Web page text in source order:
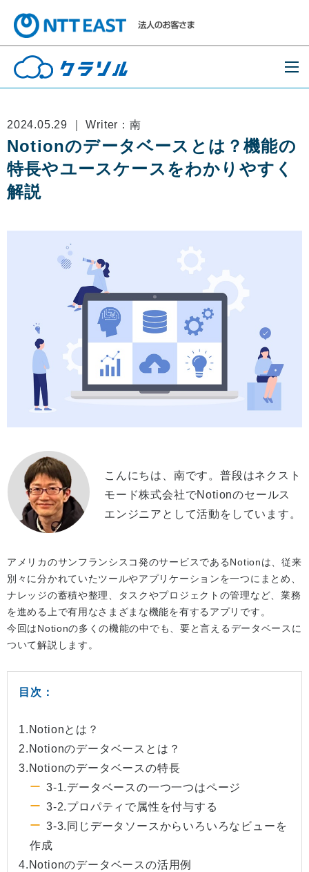
2024.05.29 ｜ Writer：南
Notionのデータベースとは？機能の
特長やユースケースをわかりやすく
解説
こんにちは、南です。普段はネクスト
モード株式会社でNotionのセールス
エンジニアとして活動をしています。
アメリカのサンフランシスコ発のサービスであるNotionは、従来
別々に分かれていたツールやアプリケーションを一つにまとめ、
ナレッジの蓄積や整理、タスクやプロジェクトの管理など、業務
を進める上で有用なさまざまな機能を有するアプリです。
今回はNotionの多くの機能の中でも、要と言えるデータベースに
ついて解説します。
目次：
1.Notionとは？
2.Notionのデータベースとは？
3.Notionのデータベースの特長
3-1.データベースの一つ一つはページ
3-2.プロパティで属性を付与する
3-3.同じデータソースからいろいろなビューを
作成
4.Notionのデータベースの活用例